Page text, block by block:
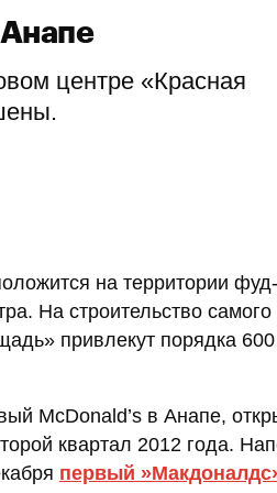
центре «Красная
на территории
На строительство
привлекут порядка
McDonald’s в Анапе,
квартал 2012 года.
первый